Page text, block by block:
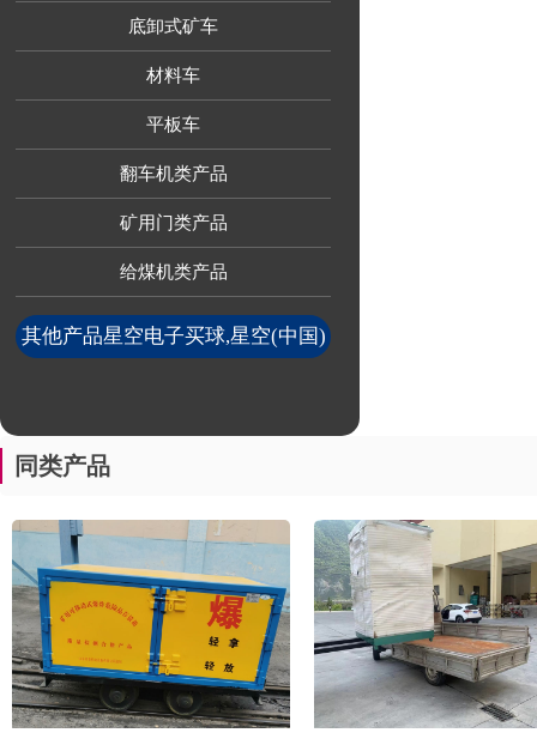
底卸式矿车
材料车
平板车
翻车机类产品
矿用门类产品
给煤机类产品
其他产品星空电子买球,星空(中国)
同类产品